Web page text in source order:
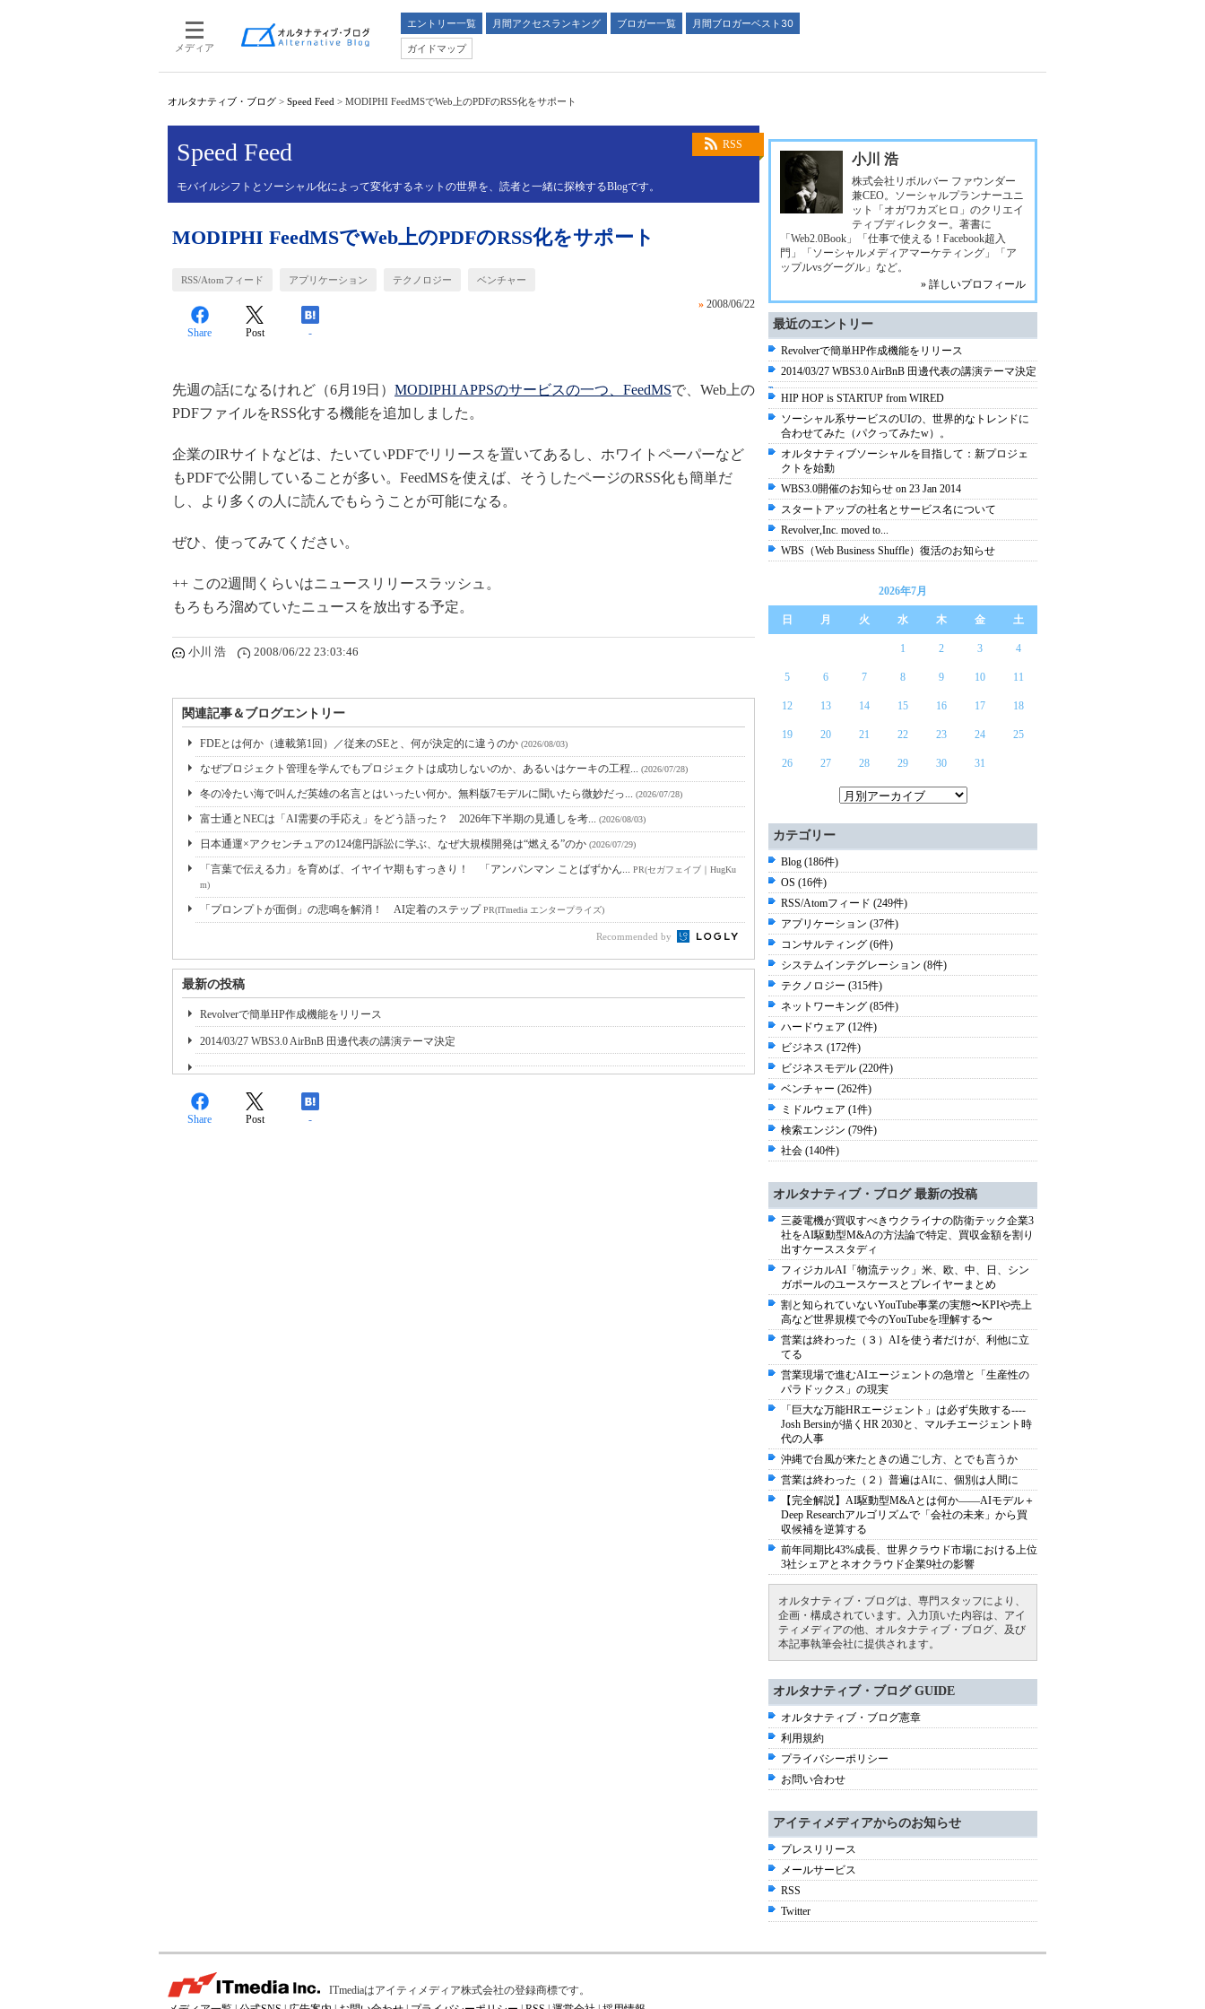
メディア
エントリー一覧 月間アクセスランキング ブロガー一覧
月間ブロガーベスト30
ガイドマップ
オルタナティブ・ブログ > Speed Feed > MODIPHI FeedMSでWeb上のPDFのRSS化をサポート
RSS
Speed Feed
モバイルシフトとソーシャル化によって変化するネットの世界を、読者と一緒に探検するBlogです。
MODIPHI FeedMSでWeb上のPDFのRSS化をサポート
RSS/Atomフィード アプリケーション テクノロジー ベンチャー
» 2008/06/22
Share Post -
先週の話になるけれど（6月19日） MODIPHI APPSのサービスの一つ、FeedMSで、Web上の
PDFファイルをRSS化する機能を追加しました。
企業のIRサイトなどは、たいていPDFでリリースを置いてあるし、ホワイトペーパーなど
もPDFで公開していることが多い。FeedMSを使えば、そうしたページのRSS化も簡単だ
し、より多くの人に読んでもらうことが可能になる。
ぜひ、使ってみてください。
++ この2週間くらいはニュースリリースラッシュ。
もろもろ溜めていたニュースを放出する予定。
小川 浩 2008/06/22 23:03:46
関連記事＆ブログエントリー
FDEとは何か（連載第1回）／従来のSEと、何が決定的に違うのか (2026/08/03)
なぜプロジェクト管理を学んでもプロジェクトは成功しないのか、あるいはケーキの工程... (2026/07/28)
冬の冷たい海で叫んだ英雄の名言とはいったい何か。無料版7モデルに聞いたら微妙だっ... (2026/07/28)
富士通とNECは「AI需要の手応え」をどう語った？ 2026年下半期の見通しを考... (2026/08/03)
日本通運×アクセンチュアの124億円訴訟に学ぶ、なぜ大規模開発は“燃える”のか (2026/07/29)
「言葉で伝える力」を育めば、イヤイヤ期もすっきり！ 「アンパンマン ことばずかん... PR(セガフェイブ｜HugKu
m)
「プロンプトが面倒」の悲鳴を解消！ AI定着のステップPR(ITmedia エンタープライズ)
Recommended by
最新の投稿
Revolverで簡単HP作成機能をリリース
2014/03/27 WBS3.0 AirBnB 田邊代表の講演テーマ決定
Share Post -
小川 浩
株式会社リボルバー ファウンダー
兼CEO。ソーシャルプランナーユニ
ット「オガワカズヒロ」のクリエイ
ティブディレクター。著書に
「Web2.0Book」「仕事で使える！Facebook超入
門」「ソーシャルメディアマーケティング」「ア
ップルvsグーグル」など。
» 詳しいプロフィール
最近のエントリー
Revolverで簡単HP作成機能をリリース
2014/03/27 WBS3.0 AirBnB 田邊代表の講演テーマ決定
HIP HOP is STARTUP from WIRED
ソーシャル系サービスのUIの、世界的なトレンドに
合わせてみた（パクってみたw）。
オルタナティブソーシャルを目指して：新プロジェ
クトを始動
WBS3.0開催のお知らせ on 23 Jan 2014
スタートアップの社名とサービス名について
Revolver,Inc. moved to...
WBS（Web Business Shuffle）復活のお知らせ
2026年7月
日 月 火 水 木 金 土
1 2 3 4
5 6 7 8 9 10 11
12 13 14 15 16 17 18
19 20 21 22 23 24 25
26 27 28 29 30 31
カテゴリー
Blog (186件)
OS (16件)
RSS/Atomフィード (249件)
アプリケーション (37件)
コンサルティング (6件)
システムインテグレーション (8件)
テクノロジー (315件)
ネットワーキング (85件)
ハードウェア (12件)
ビジネス (172件)
ビジネスモデル (220件)
ベンチャー (262件)
ミドルウェア (1件)
検索エンジン (79件)
社会 (140件)
オルタナティブ・ブログ 最新の投稿
三菱電機が買収すべきウクライナの防衛テック企業3
社をAI駆動型M&Aの方法論で特定、買収金額を割り
出すケーススタディ
フィジカルAI「物流テック」米、欧、中、日、シン
ガポールのユースケースとプレイヤーまとめ
割と知られていないYouTube事業の実態〜KPIや売上
高など世界規模で今のYouTubeを理解する〜
営業は終わった（３）AIを使う者だけが、利他に立
てる
営業現場で進むAIエージェントの急増と「生産性の
パラドックス」の現実
「巨大な万能HRエージェント」は必ず失敗する----
Josh Bersinが描くHR 2030と、マルチエージェント時
代の人事
沖縄で台風が来たときの過ごし方、とでも言うか
営業は終わった（２）普遍はAIに、個別は人間に
【完全解説】AI駆動型M&Aとは何か――AIモデル＋
Deep Researchアルゴリズムで「会社の未来」から買
収候補を逆算する
前年同期比43%成長、世界クラウド市場における上位
3社シェアとネオクラウド企業9社の影響
オルタナティブ・ブログは、専門スタッフにより、
企画・構成されています。入力頂いた内容は、アイ
ティメディアの他、オルタナティブ・ブログ、及び
本記事執筆会社に提供されます。
オルタナティブ・ブログ GUIDE
オルタナティブ・ブログ憲章
利用規約
プライバシーポリシー
お問い合わせ
アイティメディアからのお知らせ
プレスリリース
メールサービス
RSS
Twitter
ITmediaはアイティメディア株式会社の登録商標です。